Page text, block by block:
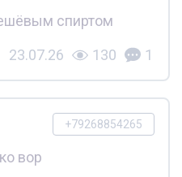
спиртом
23.07.26 130 1
+79268854265
вор